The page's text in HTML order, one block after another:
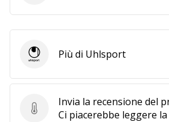
Invia la recensione del
Invia la recensione del
Ci piacerebbe leggere
UhlsportPiù di Uhlsport